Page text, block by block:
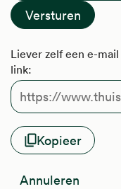
Liever zelf een e-
link:
Kopieer
Annuleren